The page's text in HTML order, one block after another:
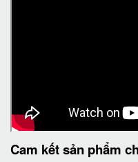
Cam kếtsản phẩm